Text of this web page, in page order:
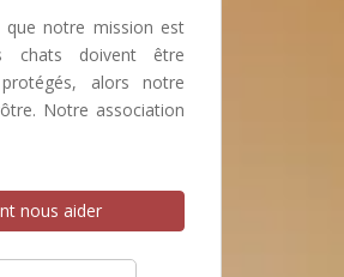
que notre mission est
chats doivent être
alors notre
Notre association
nous aider